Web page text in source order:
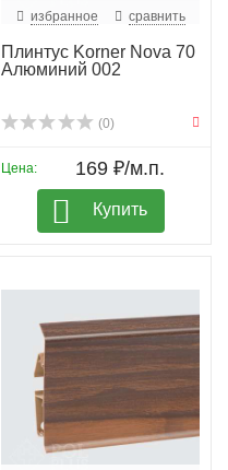
избранное сравнить
Плинтус Korner Nova 70
Алюминий 002
(0)
Цена: 169 ₽/м.п.
Купить